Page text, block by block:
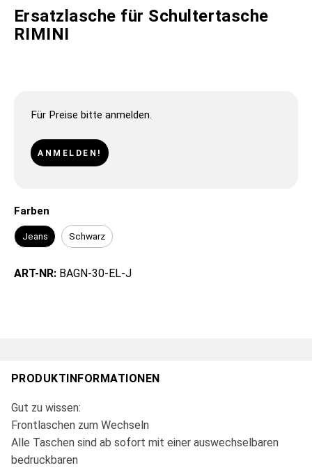
Ersatzlasche für Schultertasche
RIMINI
Für Preise bitte anmelden.
ANMELDEN!
Farben
Jeans Schwarz
ART-NR: BAGN-30-EL-J
PRODUKTINFORMATIONEN
Gut zu wissen:
Frontlaschen zum Wechseln
Alle Taschen sind ab sofort mit einer auswechselbaren
bedruckbaren